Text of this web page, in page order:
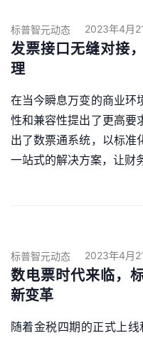
标普智元动态 2023年4月
发票接口无缝对接
理
在当今瞬息万变的商业环
性和兼容性提出了更高要
出了数票通系统，以标准
一站式的解决方案，让财
标普智元动态 2023年4月
数电票时代来临，
新变革
随着金税四期的正式上